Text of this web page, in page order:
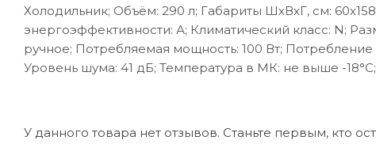
Холодильник; Объём: 290 л; Габариты ШхВхГ, см:
энергоэффективности: А; Климатический класс: N;
ручное; Потребляемая мощность: 100 Вт;
Уровень шума: 41 дБ; Температура в МК: не выше -
У данного товара нет отзывов. Станьте первым, кто